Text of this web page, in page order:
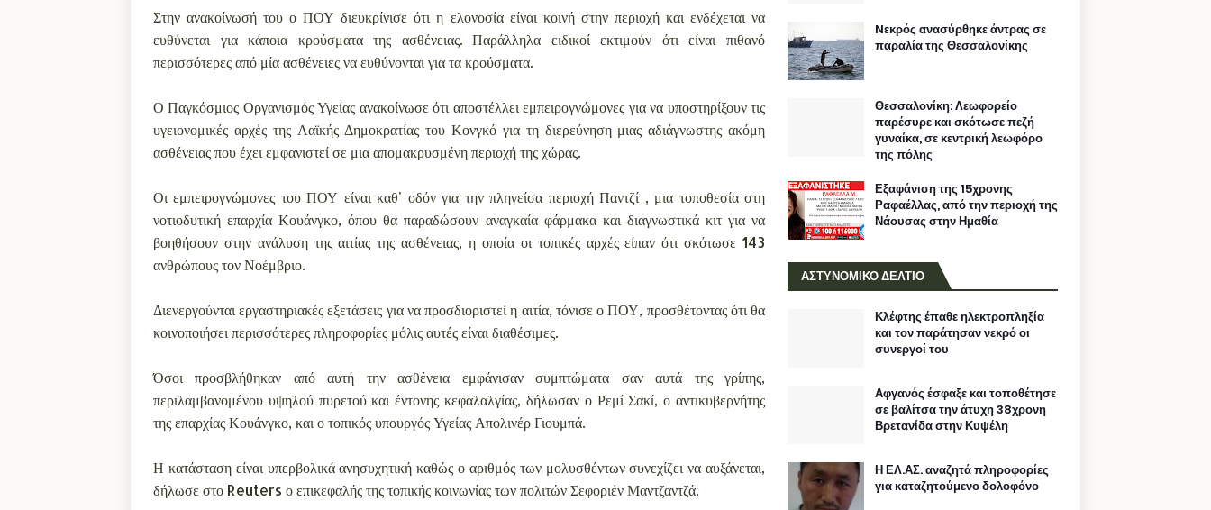
Στην ανακοίνωσή του ο ΠΟΥ διευκρίνισε ότι η ελονοσία είναι κοινή στην περιοχή και ενδέχεται να
ευθύνεται για κάποια κρούσματα της ασθένειας. Παράλληλα ειδικοί εκτιμούν ότι είναι πιθανό
περισσότερες από μία ασθένειες να ευθύνονται για τα κρούσματα.
Ο Παγκόσμιος Οργανισμός Υγείας ανακοίνωσε ότι αποστέλλει εμπειρογνώμονες για να υποστηρίξουν τις
υγειονομικές αρχές της Λαϊκής Δημοκρατίας του Κονγκό για τη διερεύνηση μιας αδιάγνωστης ακόμη
ασθένειας που έχει εμφανιστεί σε μια απομακρυσμένη περιοχή της χώρας.
Οι εμπειρογνώμονες του ΠΟΥ είναι καθ' οδόν για την πληγείσα περιοχή Παντζί , μια τοποθεσία στη
νοτιοδυτική επαρχία Κουάνγκο, όπου θα παραδώσουν αναγκαία φάρμακα και διαγνωστικά κιτ για να
βοηθήσουν στην ανάλυση της αιτίας της ασθένειας, η οποία οι τοπικές αρχές είπαν ότι σκότωσε 143
ανθρώπους τον Νοέμβριο.
Διενεργούνται εργαστηριακές εξετάσεις για να προσδιοριστεί η αιτία, τόνισε ο ΠΟΥ, προσθέτοντας ότι θα
κοινοποιήσει περισσότερες πληροφορίες μόλις αυτές είναι διαθέσιμες.
Όσοι προσβλήθηκαν από αυτή την ασθένεια εμφάνισαν συμπτώματα σαν αυτά της γρίπης,
περιλαμβανομένου υψηλού πυρετού και έντονης κεφαλαλγίας, δήλωσαν ο Ρεμί Σακί, ο αντικυβερνήτης
της επαρχίας Κουάνγκο, και ο τοπικός υπουργός Υγείας Απολινέρ Γιουμπά.
Η κατάσταση είναι υπερβολικά ανησυχητική καθώς ο αριθμός των μολυσθέντων συνεχίζει να αυξάνεται,
δήλωσε στο Reuters ο επικεφαλής της τοπικής κοινωνίας των πολιτών Σεφοριέν Μαντζαντζά.
Nεκρός ανασύρθηκε άντρας σε
παραλία της Θεσσαλονίκης
Θεσσαλονίκη: Λεωφορείο
παρέσυρε και σκότωσε πεζή
γυναίκα, σε κεντρική λεωφόρο
της πόλης
Εξαφάνιση της 15χρονης
Ραφαέλλας, από την περιοχή της
Νάουσας στην Ημαθία
ΑΣΤΥΝΟΜΙΚΟ ΔΕΛΤΙΟ
Κλέφτης έπαθε ηλεκτροπληξία
και τον παράτησαν νεκρό οι
συνεργοί του
Αφγανός έσφαξε και τοποθέτησε
σε βαλίτσα την άτυχη 38χρονη
Βρετανίδα στην Κυψέλη
Η ΕΛ.ΑΣ. αναζητά πληροφορίες
για καταζητούμενο δολοφόνο